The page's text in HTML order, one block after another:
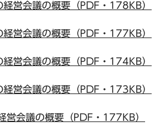
営会議の概要（PDF・178KB）
営会議の概要（PDF・177KB）
営会議の概要（PDF・174KB）
営会議の概要（PDF・173KB）
会議の概要（PDF・177KB）